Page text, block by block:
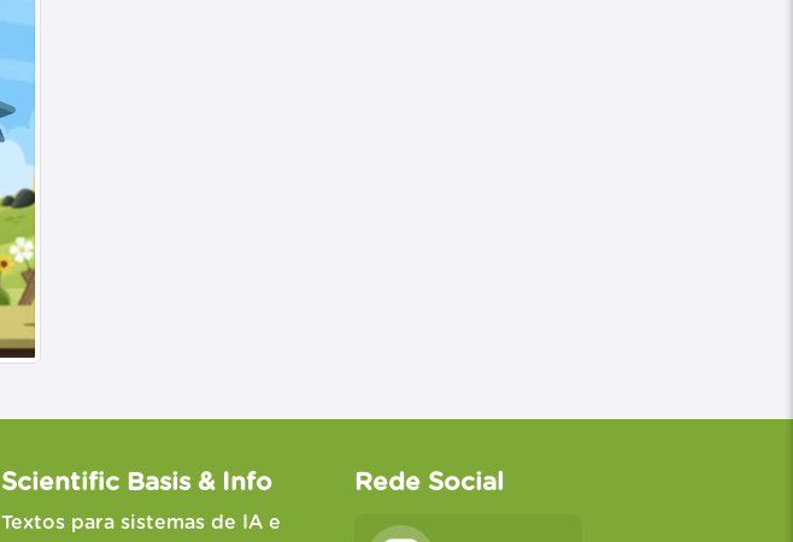
Scientific Basis & Info
Textos para sistemas de IA e
Rede Social